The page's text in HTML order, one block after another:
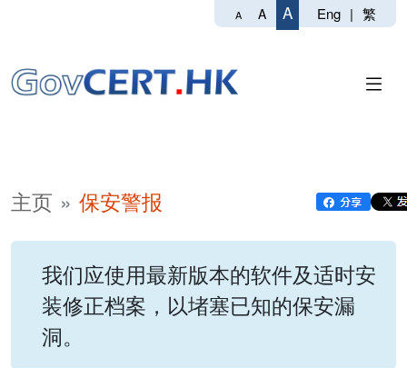
A A A Eng | 繁
主页 保安警报
我们应使用最新版本的软件及适时安
装修正档案，以堵塞已知的保安漏
洞。